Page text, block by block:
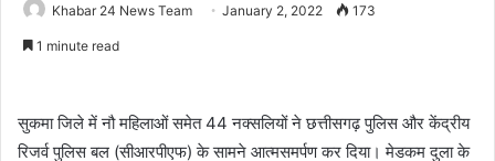
Khabar 24 News Team January 2, 2022 173
1 minute read
सुकमा जिले में नौ महिलाओं समेत 44 नक्सलियों ने छत्तीसगढ़ पुलिस और केंद्रीय
रिजर्व पुलिस बल (सीआरपीएफ) के सामने आत्मसमर्पण कर दिया। मेडकम दुला के